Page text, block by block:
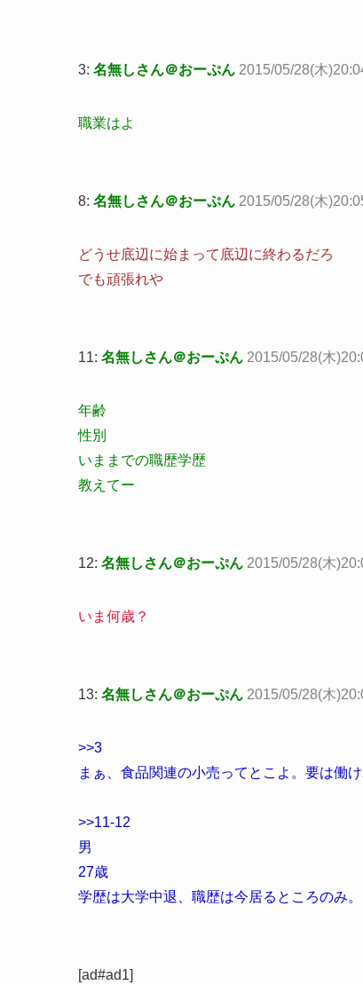
3: 名無しさん＠おーぷん 2015/05/28(木
職業はよ
8: 名無しさん＠おーぷん 2015/05/28(木
どうせ底辺に始まって底辺に終わるだろ
でも頑張れや
11: 名無しさん＠おーぷん 2015/05/28(木
年齢
性別
いままでの職歴学歴
教えてー
12: 名無しさん＠おーぷん 2015/05/28(木
いま何歳？
13: 名無しさん＠おーぷん 2015/05/28(木
>>3
まぁ、食品関連の小売ってとこよ。要は働
>>11-12
男
27歳
学歴は大学中退、職歴は今居るところのみ。
[ad#ad1]